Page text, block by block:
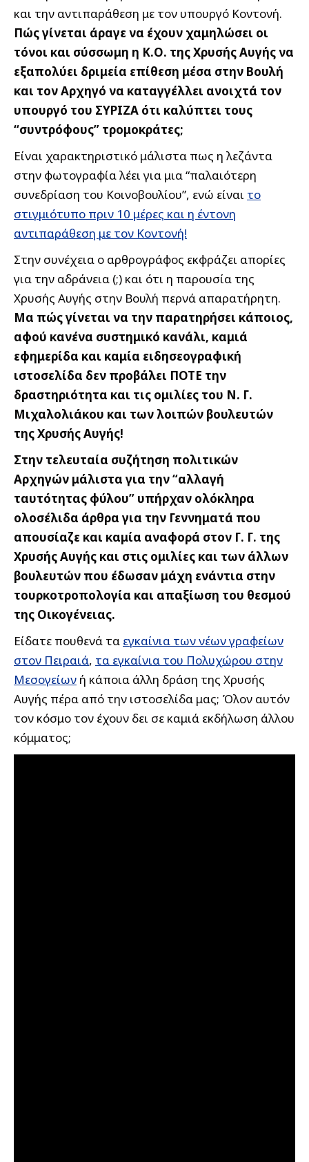
και την αντιπαράθεση με τον υπουργό Κοντονή.
Πώς γίνεται άραγε να έχουν χαμηλώσει οι
τόνοι και σύσσωμη η Κ.Ο. της Χρυσής Αυγής να
εξαπολύει δριμεία επίθεση μέσα στην Βουλή
και τον Αρχηγό να καταγγέλλει ανοιχτά τον
υπουργό του ΣΥΡΙΖΑ ότι καλύπτει τους
“συντρόφους” τρομοκράτες;
Είναι χαρακτηριστικό μάλιστα πως η λεζάντα
στην φωτογραφία λέει για μια “παλαιότερη
συνεδρίαση του Κοινοβουλίου”, ενώ είναι το
στιγμιότυπο πριν 10 μέρες και η έντονη
αντιπαράθεση με τον Κοντονή!
Στην συνέχεια ο αρθρογράφος εκφράζει απορίες
για την αδράνεια (;) και ότι η παρουσία της
Χρυσής Αυγής στην Βουλή περνά απαρατήρητη.
Μα πώς γίνεται να την παρατηρήσει κάποιος,
αφού κανένα συστημικό κανάλι, καμιά
εφημερίδα και καμία ειδησεογραφική
ιστοσελίδα δεν προβάλει ΠΟΤΕ την
δραστηριότητα και τις ομιλίες του Ν. Γ.
Μιχαλολιάκου και των λοιπών βουλευτών
της Χρυσής Αυγής!
Στην τελευταία συζήτηση πολιτικών
Αρχηγών μάλιστα για την “αλλαγή
ταυτότητας φύλου” υπήρχαν ολόκληρα
ολοσέλιδα άρθρα για την Γεννηματά που
απουσίαζε και καμία αναφορά στον Γ. Γ. της
Χρυσής Αυγής και στις ομιλίες και των άλλων
βουλευτών που έδωσαν μάχη ενάντια στην
τουρκοτροπολογία και απαξίωση του θεσμού
της Οικογένειας.
Είδατε πουθενά τα εγκαίνια των νέων γραφείων
στον Πειραιά, τα εγκαίνια του Πολυχώρου στην
Μεσογείων ή κάποια άλλη δράση της Χρυσής
Αυγής πέρα από την ιστοσελίδα μας; Όλον αυτόν
τον κόσμο τον έχουν δει σε καμιά εκδήλωση άλλου
κόμματος;